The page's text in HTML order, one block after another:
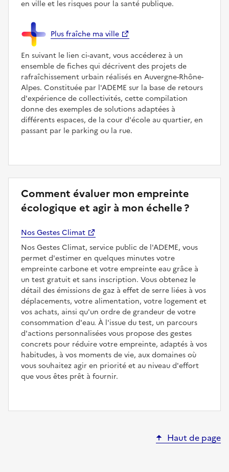
en ville et les risques pour la santé publique.
Plus fraîche ma ville
En suivant le lien ci-avant, vous accéderez à un
ensemble de fiches qui décrivent des projets de
rafraîchissement urbain réalisés en Auvergne-Rhône-
Alpes. Constituée par l'ADEME sur la base de retours
d'expérience de collectivités, cette compilation
donne des exemples de solutions adaptées à
différents espaces, de la cour d'école au quartier, en
passant par le parking ou la rue.
Comment évaluer mon empreinte
écologique et agir à mon échelle ?
Nos Gestes Climat
Nos Gestes Climat, service public de l'ADEME, vous
permet d'estimer en quelques minutes votre
empreinte carbone et votre empreinte eau grâce à
un test gratuit et sans inscription. Vous obtenez le
détail des émissions de gaz à effet de serre liées à vos
déplacements, votre alimentation, votre logement et
vos achats, ainsi qu'un ordre de grandeur de votre
consommation d'eau. À l'issue du test, un parcours
d'actions personnalisées vous propose des gestes
concrets pour réduire votre empreinte, adaptés à vos
habitudes, à vos moments de vie, aux domaines où
vous souhaitez agir en priorité et au niveau d'effort
que vous êtes prêt à fournir.
Haut de page